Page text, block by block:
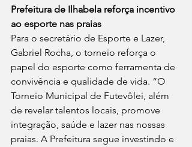
Prefeitura de Ilhabela reforça incentivo
ao esporte nas praias
Para o secretário de Esporte e Lazer,
Gabriel Rocha, o torneio reforça o
papel do esporte como ferramenta de
convivência e qualidade de vida. “O
Torneio Municipal de Futevôlei, além
de revelar talentos locais, promove
integração, saúde e lazer nas nossas
praias. A Prefeitura segue investindo e